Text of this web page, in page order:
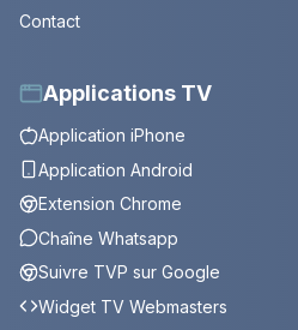
Contact
Applications TV
Application iPhone
Application Android
Extension Chrome
Chaîne Whatsapp
Suivre TVP sur Google
Widget TV Webmasters